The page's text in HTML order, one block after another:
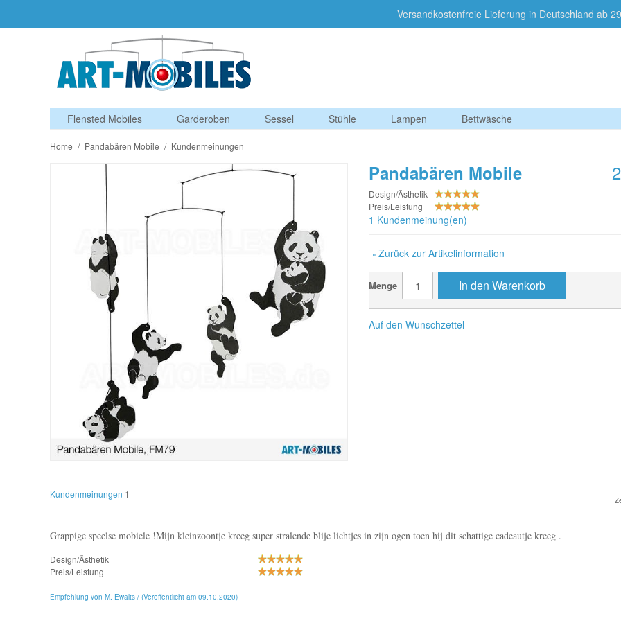
Versandkostenfreie Lieferung in Deutschland
Flensted Mobiles Garderoben Sessel Stühle Lampen Bettwäsche
Home / Pandabären Mobile / Kundenmeinungen
Pandabären Mobile
Design/Ästhetik
Preis/Leistung
1 Kundenmeinung(en)
« Zurück zur Artikelinformation
Menge In den Warenkorb
Auf den Wunschzettel
Kundenmeinungen 1
Grappige speelse mobiele !Mijn kleinzoontje kreeg super stralende blije lichtjes in zijn ogen toen hij dit schattige cadeautje kreeg .
Design/Ästhetik
Preis/Leistung
Empfehlung von M. Ewalts / (Veröffentlicht am 09.10.2020)